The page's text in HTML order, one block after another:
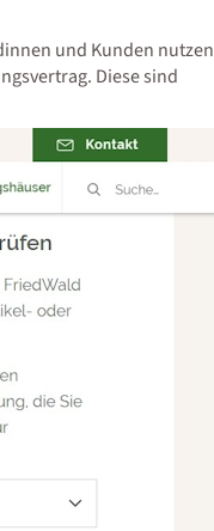
und Kunden nutzen
Diese sind